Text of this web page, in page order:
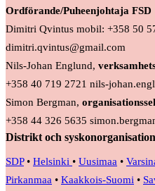
Ordförande/Puheenjohtaja FSD
Dimitri Qvintus mobil: +358 50
dimitri.qvintus@gmail.com
Nils-Johan Englund,
+358 40 719 2721 nils-
Simon Bergman,
+358 44 326 5635
Distrikt och
SDP• Helsinki • Uusimaa •
Pirkanmaa • Kaakkois-Suomi •